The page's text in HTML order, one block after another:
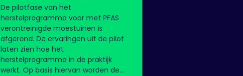
De pilotfase van het
herstelprogramma voor met PFAS
verontreinigde moestuinen is
afgerond. De ervaringen uit de pilot
laten zien hoe het
herstelprogramma in de praktijk
werkt. Op basis hiervan worden de